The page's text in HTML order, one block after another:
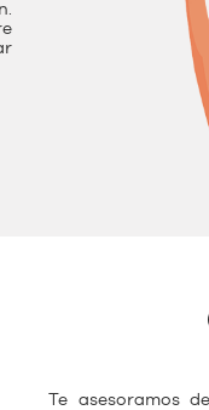
Te asesoramos